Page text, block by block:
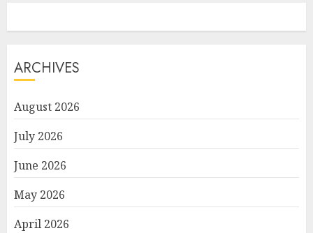
ARCHIVES
August 2026
July 2026
June 2026
May 2026
April 2026